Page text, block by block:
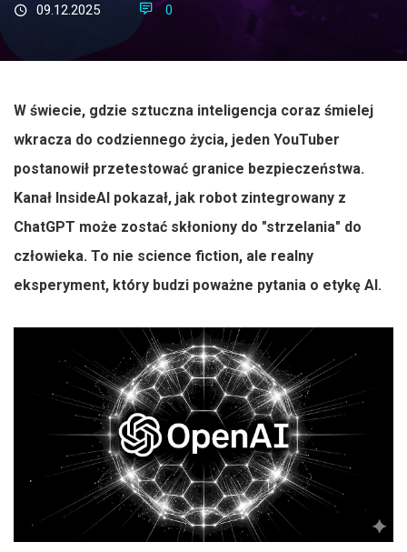
09.12.2025 0
W świecie, gdzie sztuczna inteligencja coraz śmielej
wkracza do codziennego życia, jeden YouTuber
postanowił przetestować granice bezpieczeństwa.
Kanał InsideAI pokazał, jak robot zintegrowany z
ChatGPT może zostać skłoniony do "strzelania" do
człowieka. To nie science fiction, ale realny
eksperyment, który budzi poważne pytania o etykę AI.